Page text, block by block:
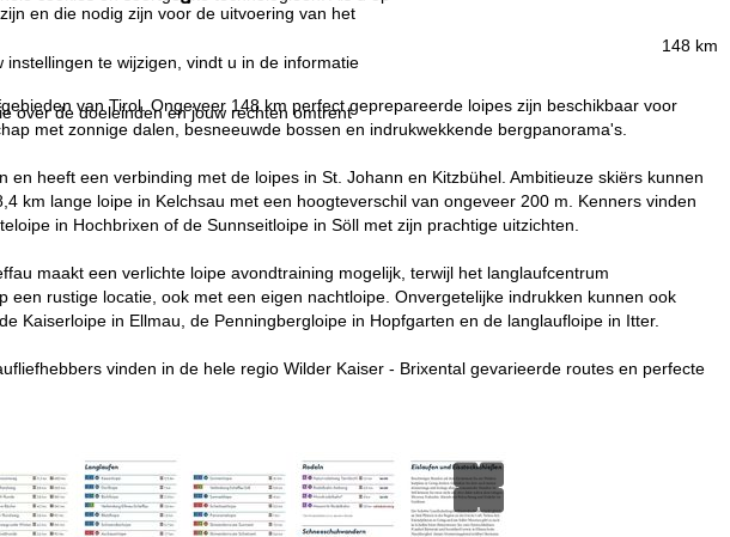
en die nodig zijn voor de uitvoering van het
te wijzigen, vindt u in de informatie
over de doeleinden en jouw rechten omtrent
148 km
van Tirol. Ongeveer 148 km perfect geprepareerde loipes zijn beschikbaar voor
met zonnige dalen, besneeuwde bossen en indrukwekkende bergpanorama's.
heeft een verbinding met de loipes in St. Johann en Kitzbühel. Ambitieuze skiërs kunnen
km lange loipe in Kelchsau met een hoogteverschil van ongeveer 200 m. Kenners vinden
in Hochbrixen of de Sunnseitloipe in Söll met zijn prachtige uitzichten.
maakt een verlichte loipe avondtraining mogelijk, terwijl het langlaufcentrum
rustige locatie, ook met een eigen nachtloipe. Onvergetelijke indrukken kunnen ook
Kaiserloipe in Ellmau, de Penningbergloipe in Hopfgarten en de langlaufloipe in Itter.
vinden in de hele regio Wilder Kaiser - Brixental gevarieerde routes en perfecte